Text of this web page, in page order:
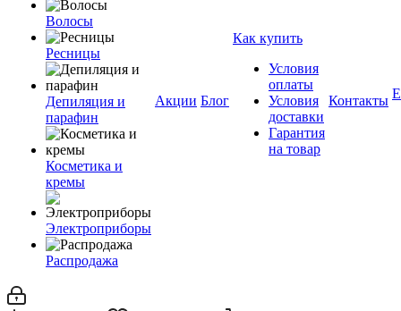
Волосы
Ресницы
Депиляция и
парафин
Косметика и
кремы
Электроприборы
Распродажа
Акции Блог
Как купить
Условия
оплаты
Условия
доставки
Гарантия
на товар
Контакты